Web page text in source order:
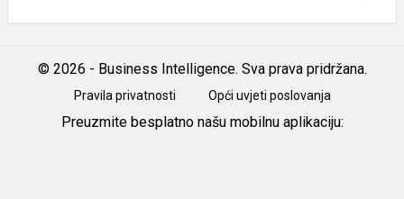
© 2026 - Business Intelligence. Sva prava pridržana.
Pravila privatnosti Opći uvjeti poslovanja
Preuzmite besplatno našu mobilnu aplikaciju: